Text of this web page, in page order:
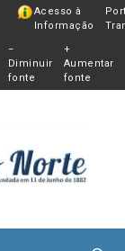
Pular
para
Acesso à
Informação
−
Diminuir
fonte
+
Aumentar
fonte